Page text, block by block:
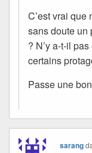
C’est vrai
sans doute
? N’y a-t-il
certains
Passe une
sarang